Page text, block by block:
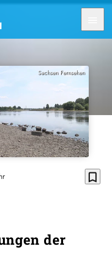
Sachsen Fernsehen
bookmark_border
der